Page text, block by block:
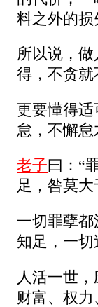
料之外的损
所以说，
得，不贪就
更要懂得
怠，不懈怠
老子曰：“
足，咎莫大
一切罪孽
知足，一切
人活一世，
财富、权力